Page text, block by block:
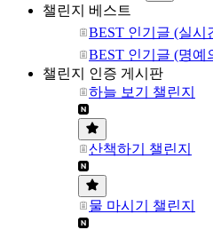
챌린지 베스트
BEST 인기글 (실시
BEST 인기글 (명예
챌린지 인증 게시판
하늘 보기 챌린지
산책하기 챌린지
물 마시기 챌린지